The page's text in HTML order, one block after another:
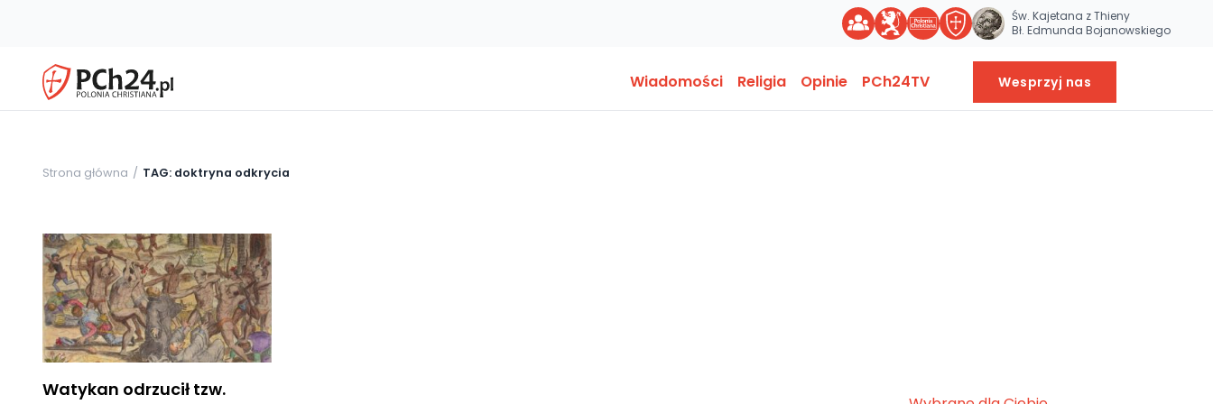
Św. Kajetana z Thieny
Bł. Edmunda Bojanowskiego
Wiadomości Religia Opinie PCh24TV Wesprzyj nas
Strona główna TAG: doktryna odkrycia
Watykan odrzucił tzw.